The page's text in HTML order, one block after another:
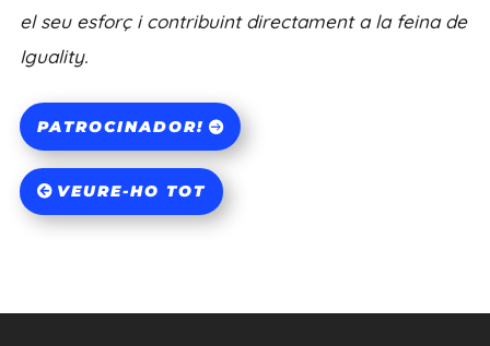
el seu esforç i contribuint directament a la feina de
Iguality.
PATROCINADOR!
VEURE-HO TOT